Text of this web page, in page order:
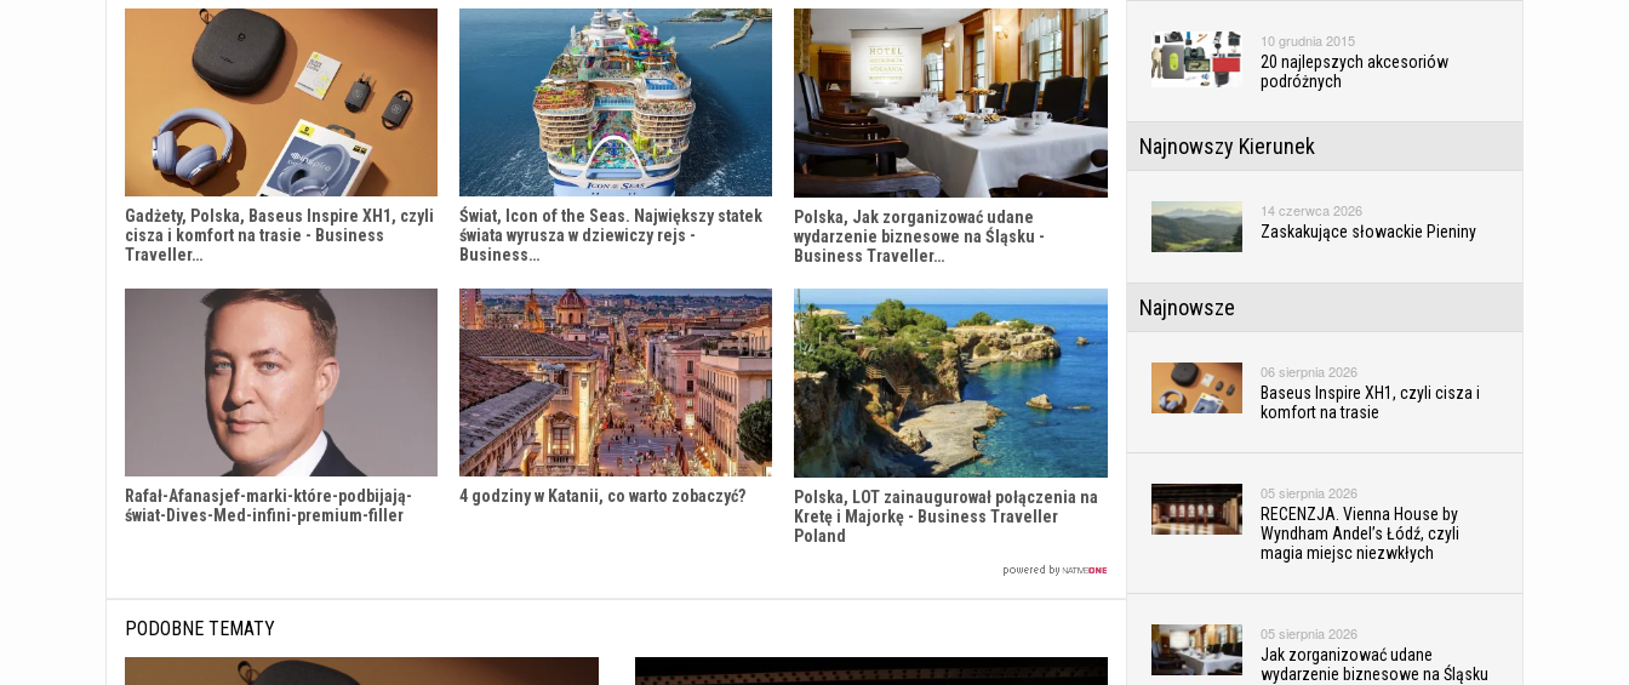
Gadżety, Polska, Baseus Inspire XH1, czyli
cisza i komfort na trasie - Business
Traveller…
Świat, Icon of the Seas. Największy statek
świata wyrusza w dziewiczy rejs -
Business…
Polska, Jak zorganizować udane
wydarzenie biznesowe na Śląsku -
Business Traveller…
Rafał-Afanasjef-marki-które-podbijają-
świat-Dives-Med-infini-premium-filler
4 godziny w Katanii, co warto zobaczyć?
Polska, LOT zainaugurował połączenia na
Kretę i Majorkę - Business Traveller
Poland
PODOBNE TEMATY
10 grudnia 2015
20 najlepszych akcesoriów
podróżnych
Najnowszy Kierunek
14 czerwca 2026
Zaskakujące słowackie Pieniny
Najnowsze
06 sierpnia 2026
Baseus Inspire XH1, czyli cisza i
komfort na trasie
05 sierpnia 2026
RECENZJA. Vienna House by
Wyndham Andel’s Łódź, czyli
magia miejsc niezwkłych
05 sierpnia 2026
Jak zorganizować udane
wydarzenie biznesowe na Śląsku